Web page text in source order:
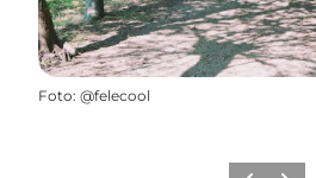
Foto: @felecool